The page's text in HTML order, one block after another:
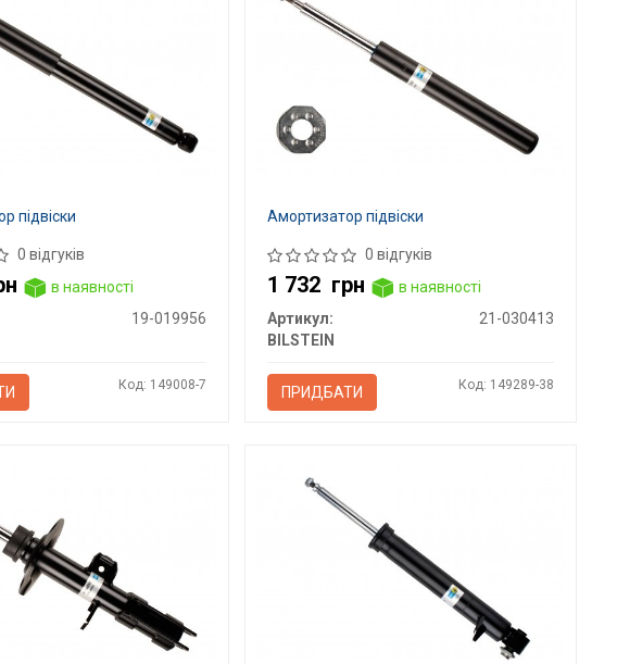
підвіски
0 відгуків
в наявності
19-019956
Код: 149008-7
Амортизатор підвіски
0 відгуків
1 732 грн
в наявності
Артикул:
21-030413
BILSTEIN
ПРИДБАТИ Код: 149289-38